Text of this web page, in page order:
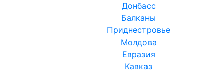
Донбасс
Балканы
Приднестровье
Молдова
Евразия
Кавказ